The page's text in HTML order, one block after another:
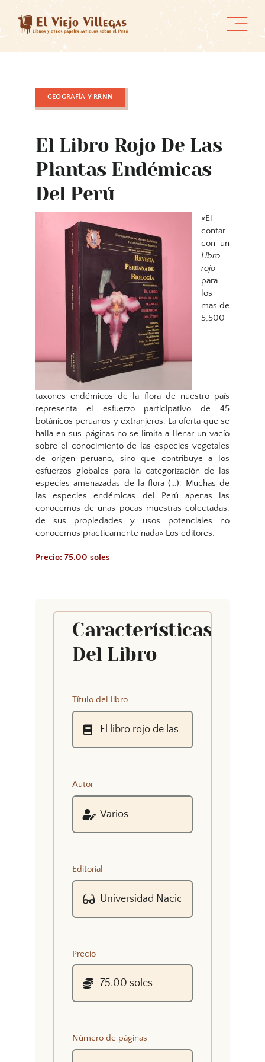
content
GEOGRAFÍA Y RRNN
El Libro Rojo De Las
Plantas Endémicas
Del Perú
«El
contar
con un
Libro
rojo
para
los
mas de
5,500
taxones endémicos de la flora de nuestro país
representa el esfuerzo participativo de 45
botánicos peruanos y extranjeros. La oferta que se
halla en sus páginas no se limita a llenar un vacío
sobre el conocimiento de las especies vegetales
de origen peruano, sino que contribuye a los
esfuerzos globales para la categorización de las
especies amenazadas de la flora (…). Muchas de
las especies endémicas del Perú apenas las
conocemos de unas pocas muestras colectadas,
de sus propiedades y usos potenciales no
conocemos practicamente nada» Los editores.
Precio: 75.00 soles
Características
Del Libro
Título del libro
Autor
Editorial
Precio
Número de páginas